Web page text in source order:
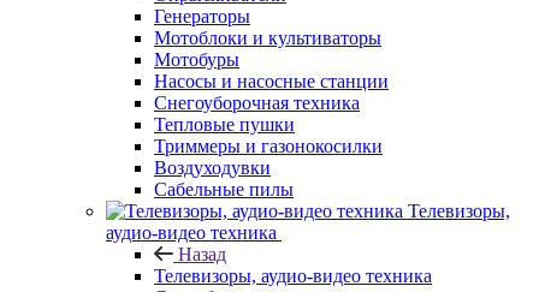
Генераторы
Мотоблоки и культиваторы
Мотобуры
Насосы и насосные станции
Снегоуборочная техника
Тепловые пушки
Триммеры и газонокосилки
Воздуходувки
Сабельные пилы
Телевизоры,
аудио-видео техника
Назад
Телевизоры, аудио-видео техника